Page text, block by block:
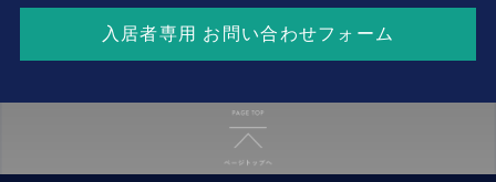
入居者専用 お問い合わせフォーム